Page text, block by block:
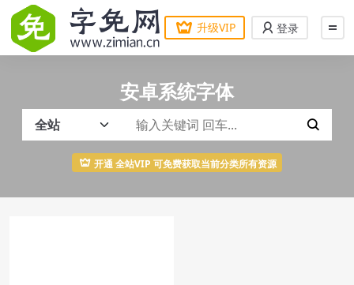
升级VIP 登录
安卓系统字体
开通 全站VIP 可免费获取当前分类所有资源